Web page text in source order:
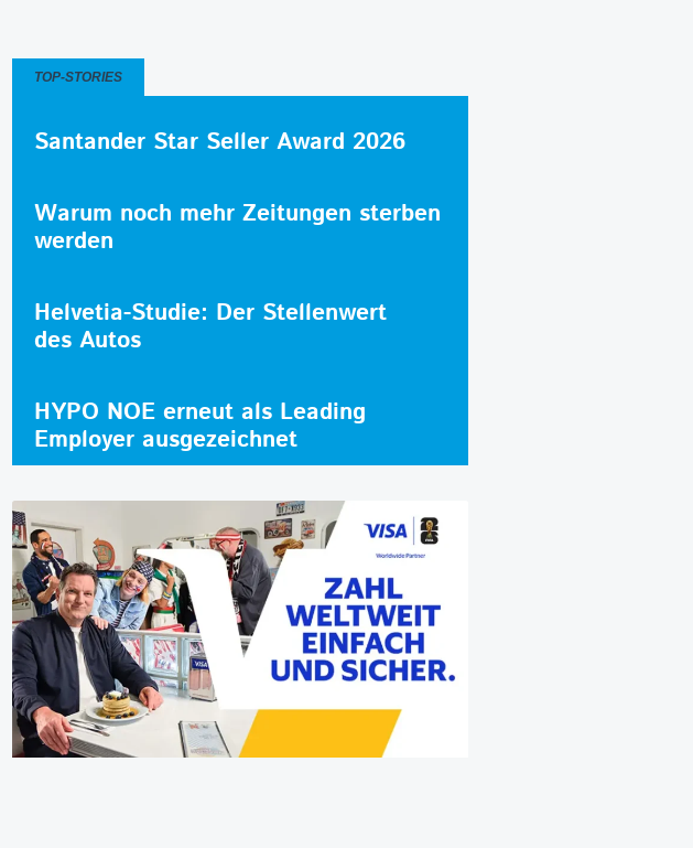
TOP-STORIES
Santander Star Seller Award 2026
Warum noch mehr Zeitungen sterben
werden
Helvetia-Studie: Der Stellenwert
des Autos
HYPO NOE erneut als Leading
Employer ausgezeichnet